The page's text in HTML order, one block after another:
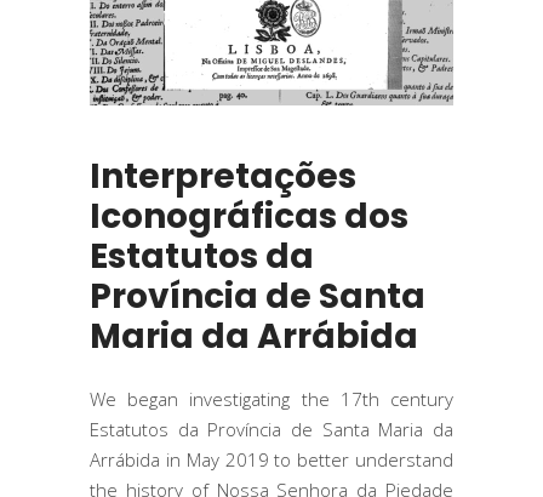
Interpretações
Iconográficas dos
Estatutos da
Província de Santa
Maria da Arrábida
We began investigating the 17th century
Estatutos da Província de Santa Maria da
Arrábida in May 2019 to better understand
the history of Nossa Senhora da Piedade